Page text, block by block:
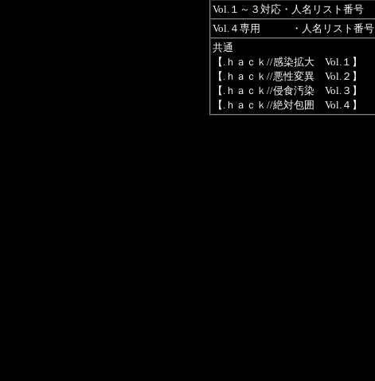
Vol.１～３対応・人名リスト番号
Vol.４専用 ・人名リスト番号
共通
【.ｈａｃｋ//感染拡大 Vol.１】
【.ｈａｃｋ//悪性変異 Vol.２】
【.ｈａｃｋ//侵食汚染 Vol.３】
【.ｈａｃｋ//絶対包囲 Vol.４】